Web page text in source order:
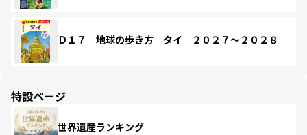
Ｄ１７ 地球の歩き方 タイ ２０２７～２０２８
特設ページ
世界遺産ランキング